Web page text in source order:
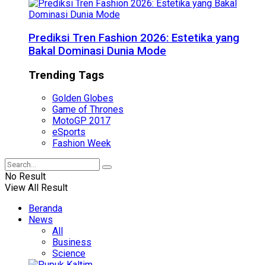
Prediksi Tren Fashion 2026: Estetika yang
Bakal Dominasi Dunia Mode
Trending Tags
Golden Globes
Game of Thrones
MotoGP 2017
eSports
Fashion Week
No Result
View All Result
Beranda
News
All
Business
Science